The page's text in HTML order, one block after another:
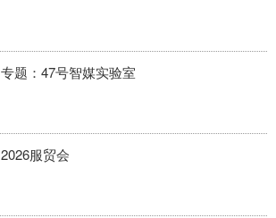
专题：47号智媒实验室
2026服贸会